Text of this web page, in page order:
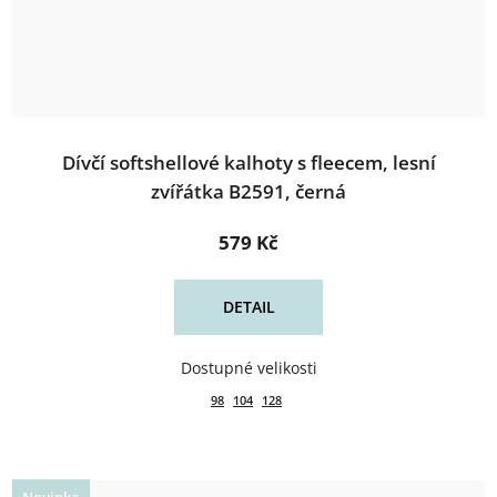
Dívčí softshellové kalhoty s fleecem, lesní
zvířátka B2591, černá
579 Kč
DETAIL
98 104 128